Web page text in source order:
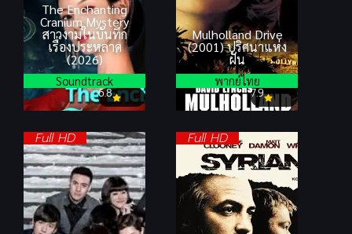
The Enchanting
Cranium Mystery
สาวงามในบันทึก
เรื่องประหลาด
(2026)
6.8
Soundtrack
Mulholland Drive
(2001) ปริศนาแห่ง
ฝัน
7.9
พากย์ไทย
Full HD Full HD